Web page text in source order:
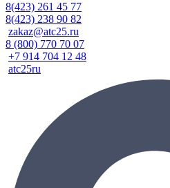
8(423) 261 45 77
8(423) 238 90 82
zakaz@atc25.ru
8 (800) 770 70 07
+7 914 704 12 48
atc25ru